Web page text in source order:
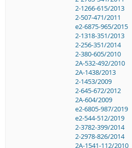
2-1266-615/2013
2-507-471/2011
e2-6875-965/2015
2-1318-351/2013
2-256-351/2014
2-380-605/2010
2A-532-492/2010
2A-1438/2013
2-1453/2009
2-645-672/2012
2A-604/2009
e2-6805-987/2019
e2-544-512/2019
2-3782-399/2014
2-2978-826/2014
2A-1541-112/2010